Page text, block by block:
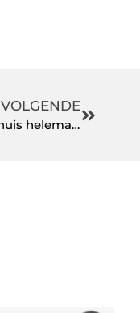
VOLGENDE
Schildersbedrijf Hengelo biedt je de beste schilders aan om jouw huis helemaal af te maken